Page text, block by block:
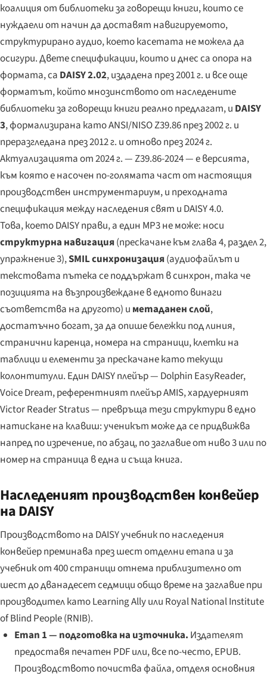
коалиция от библиотеки за говорещи книги, които се
нуждаели от начин да доставят навигируемото,
структурирано аудио, което касетата не можела да
осигури. Двете спецификации, които и днес са опора на
формата, са DAISY 2.02, издадена през 2001 г. и все още
форматът, който мнозинството от наследените
библиотеки за говорещи книги реално предлагат, и DAISY
3, формализирана като ANSI/NISO Z39.86 през 2002 г. и
преразгледана през 2012 г. и отново през 2024 г.
Актуализацията от 2024 г. — Z39.86-2024 — е версията,
към която е насочен по-голямата част от настоящия
производствен инструментариум, и преходната
спецификация между наследения свят и DAISY 4.0.
Това, което DAISY прави, а един MP3 не може: носи
структурна навигация(прескачане към глава 4, раздел 2,
упражнение 3),SMIL синхронизация(аудиофайлът и
текстовата пътека се поддържат в синхрон, така че
позицията на възпроизвеждане в едното винаги
съответства на другото) и метаданен слой,
достатъчно богат, за да опише бележки под линия,
странични каренца, номера на страници, клетки на
таблици и елементи за прескачане като текущи
колонтитули. Един DAISY плейър — Dolphin EasyReader,
Voice Dream, референтният плейър AMIS, хардуерният
Victor Reader Stratus — превръща тези структури в едно
натискане на клавиш: ученикът може да се придвижва
напред по изречение, по абзац, по заглавие от ниво 3 или по
номер на страница в една и съща книга.
Наследеният производствен конвейер
на DAISY
Производството на DAISY учебник по наследения
конвейер преминава през шест отделни етапа и за
учебник от 400 страници отнема приблизително от
шест до дванадесет седмици общо време на заглавие при
производител като Learning Ally или Royal National Institute
of Blind People (RNIB).
Етап 1 — подготовка на източника. Издателят
предоставя печатен PDF или, все по-често, EPUB.
Производството почиства файла, отделя основния